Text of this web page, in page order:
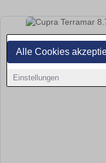
Alle Cookies
Einstellungen